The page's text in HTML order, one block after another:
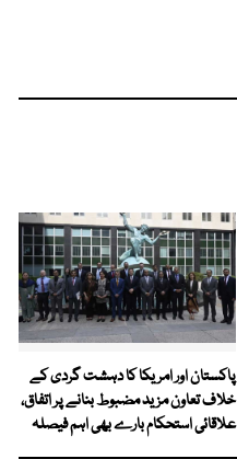
پاکستان اور امریکا کا دہشت گردی کے
خلاف تعاون مزید مضبوط بنانے پر اتفاق،
علاقائی استحکام بارے بھی اہم فیصلہ